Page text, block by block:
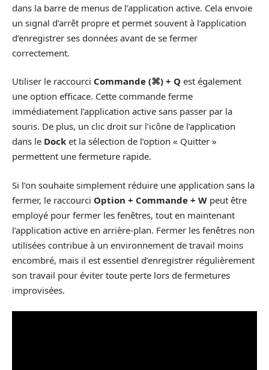
dans la barre de menus de l’application active. Cela envoie
un signal d’arrêt propre et permet souvent à l’application
d’enregistrer ses données avant de se fermer
correctement.
Utiliser le raccourci Commande (⌘) + Q est également
une option efficace. Cette commande ferme
immédiatement l’application active sans passer par la
souris. De plus, un clic droit sur l’icône de l’application
dans le Dock et la sélection de l’option « Quitter »
permettent une fermeture rapide.
Si l’on souhaite simplement réduire une application sans la
fermer, le raccourci Option + Commande + W peut être
employé pour fermer les fenêtres, tout en maintenant
l’application active en arrière-plan. Fermer les fenêtres non
utilisées contribue à un environnement de travail moins
encombré, mais il est essentiel d’enregistrer régulièrement
son travail pour éviter toute perte lors de fermetures
improvisées.